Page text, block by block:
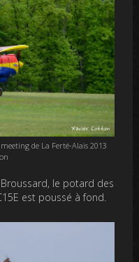
de La Ferté-Alais 2013
le potard des
est poussé à fond.